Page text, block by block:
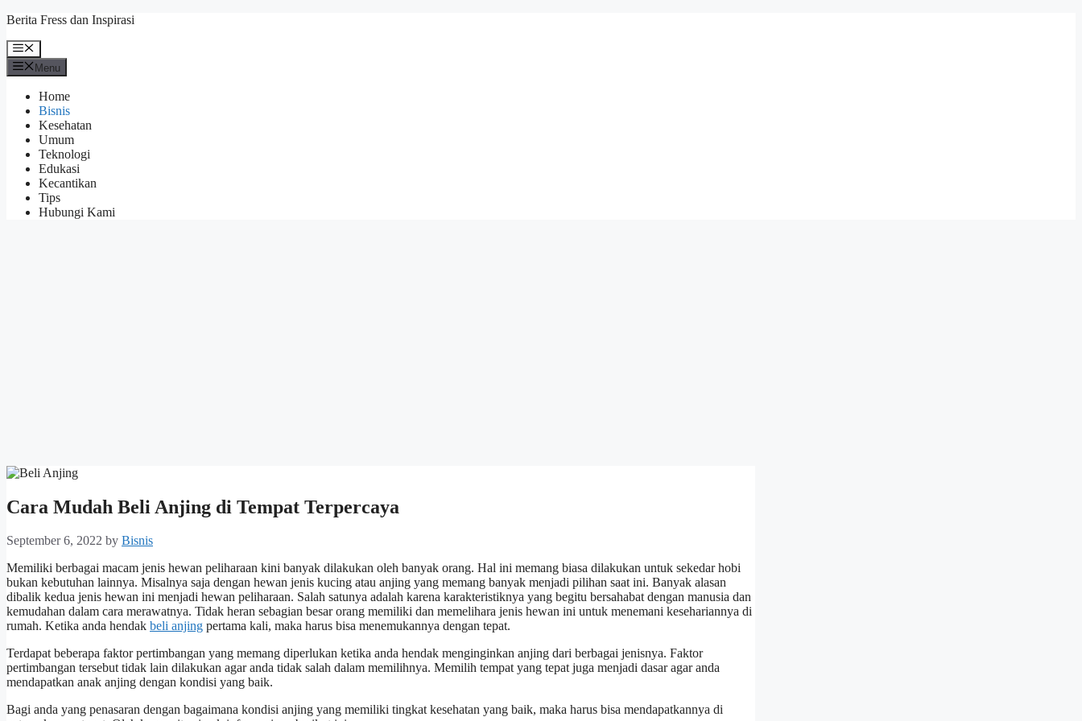
Skip
content
Berita Fress dan Inspirasi
Menu
Menu
Home
Bisnis
Kesehatan
Umum
Teknologi
Edukasi
Kecantikan
Tips
Hubungi Kami
Cara Mudah Beli Anjing di Tempat Terpercaya
September 6, 2022 by Bisnis
Memiliki berbagai macam jenis hewan peliharaan kini banyak dilakukan oleh banyak orang. Hal ini memang biasa dilakukan untuk sekedar hobi
bukan kebutuhan lainnya. Misalnya saja dengan hewan jenis kucing atau anjing yang memang banyak menjadi pilihan saat ini. Banyak alasan
dibalik kedua jenis hewan ini menjadi hewan peliharaan. Salah satunya adalah karena karakteristiknya yang begitu bersahabat dengan manusia dan
kemudahan dalam cara merawatnya. Tidak heran sebagian besar orang memiliki dan memelihara jenis hewan ini untuk menemani kesehariannya di
rumah. Ketika anda hendak beli anjing pertama kali, maka harus bisa menemukannya dengan tepat.
Terdapat beberapa faktor pertimbangan yang memang diperlukan ketika anda hendak menginginkan anjing dari berbagai jenisnya. Faktor
pertimbangan tersebut tidak lain dilakukan agar anda tidak salah dalam memilihnya. Memilih tempat yang tepat juga menjadi dasar agar anda
mendapatkan anak anjing dengan kondisi yang baik.
Bagi anda yang penasaran dengan bagaimana kondisi anjing yang memiliki tingkat kesehatan yang baik, maka harus bisa mendapatkannya di